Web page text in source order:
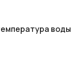
воды